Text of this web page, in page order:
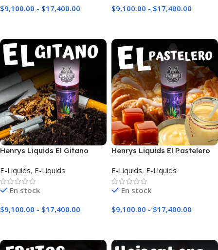
$9,100.00 - $17,400.00
$9,100.00 - $17,400.00
Henrys Liquids El Gitano
E-Liquids, E-Liquids
En stock
$9,100.00 - $17,400.00
Henrys Liquids El Pastelero
E-Liquids, E-Liquids
En stock
$9,100.00 - $17,400.00